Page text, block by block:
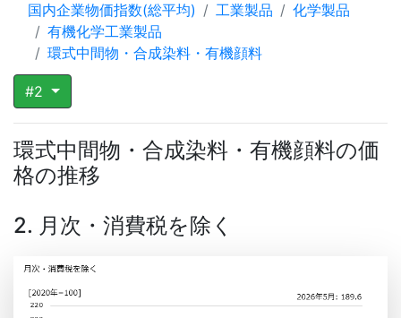
国内企業物価指数(総平均) 工業製品
化学製品
有機化学工業製品
環式中間物・合成染料・有機顔料
#2
環式中間物・合成染料・有機顔料の価
格の推移
2. 月次・消費税を除く